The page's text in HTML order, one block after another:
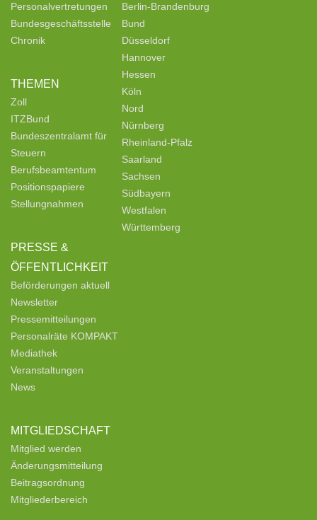
Personalvertretungen
Bundesgeschäftsstelle
Chronik
THEMEN
Zoll
ITZBund
Bundeszentralamt für
Steuern
Berufsbeamtentum
Positionspapiere
Stellungnahmen
PRESSE &
ÖFFENTLICHKEIT
Beförderungen aktuell
Newsletter
Pressemitteilungen
Personalräte KOMPAKT
Mediathek
Veranstaltungen
News
MITGLIEDSCHAFT
Mitglied werden
Änderungsmitteilung
Beitragsordnung
Mitgliederbereich
Berlin-Brandenburg
Bund
Düsseldorf
Hannover
Hessen
Köln
Nord
Nürnberg
Rheinland-Pfalz
Saarland
Sachsen
Südbayern
Westfalen
Württemberg